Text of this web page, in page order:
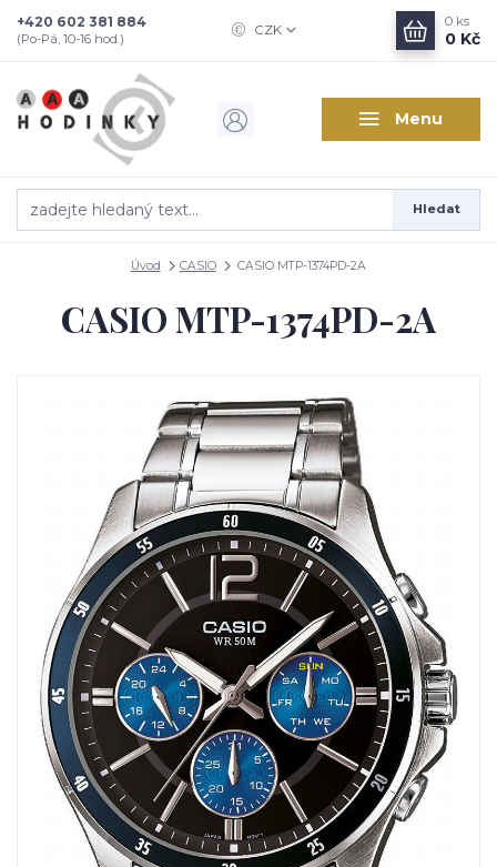
Menu
CZK
Hledat
+420 602 381 884
(Po-Pá, 10-16 hod.)
0 ks
0 Kč
Úvod CASIO CASIO MTP-1374PD-2A
CASIO MTP-1374PD-2A